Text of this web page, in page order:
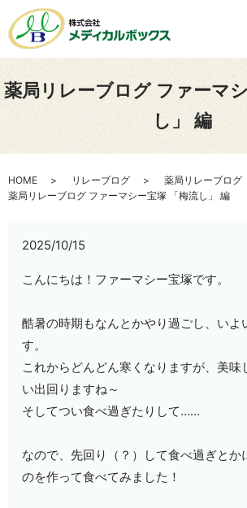
薬局リレーブログ ファーマ
し」 編
HOME リレーブログ
薬局リレーブログ
薬局リレーブログ ファーマシー宝塚 「梅流し」 編
2025/10/15
こんにちは！ファーマシー宝塚です。
酷暑の時期もなんとかやり過ごし、いよ
す。
これからどんどん寒くなりますが、美味
い出回りますね～
そしてつい食べ過ぎたりして……
なので、先回り（？）して食べ過ぎとか
のを作って食べてみました！